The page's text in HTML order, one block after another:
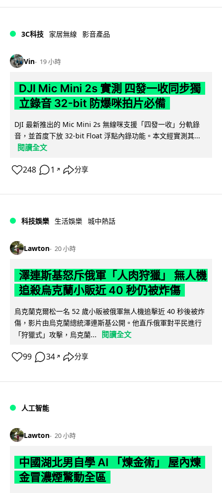
3C科技 家居無線 影音產品
Vin 19 小時
DJI Mic Mini 2s 實測 四發一收同步獨
立錄音 32-bit 防爆咪拍片必備
DJI 最新推出的 Mic Mini 2s 無線咪支援「四發一收」分軌錄
音，並首度下放 32-bit Float 浮點內錄功能。本文經實測其...
閱讀全文
248 1 ↗ 分享
科技娛樂 生活娛樂 城中熱話
Lawton 20 小時
澤連斯基怒斥俄軍「人肉狩獵」 無人機
追殺烏克蘭小販近 40 秒仍被炸傷
烏克蘭克爾松一名 52 歲小販被俄軍無人機追擊近 40 秒後被炸
傷，影片由烏克蘭總統澤連斯基公開。他直斥俄軍對平民進行
「狩獵式」攻擊，烏克蘭...
閱讀全文
99 34 ↗ 分享
人工智能
Lawton 20 小時
中國湖北男自學 AI 「煉金術」 屋內煉
金冒濃煙驚動全區